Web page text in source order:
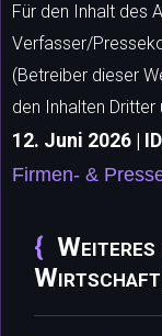
Für den Inhalt des
Verfasser/
(Betreiber dieser
den Inhalten
12. Juni 2026 |
Firmen- &
Weiteres